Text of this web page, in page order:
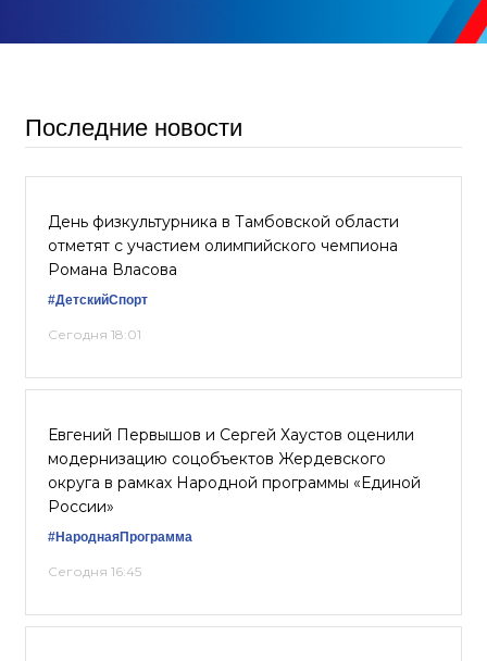
Последние новости
День физкультурника в Тамбовской области
отметят с участием олимпийского чемпиона
Романа Власова
#ДетскийСпорт
Сегодня 18:01
Евгений Первышов и Сергей Хаустов оценили
модернизацию соцобъектов Жердевского
округа в рамках Народной программы «Единой
России»
#НароднаяПрограмма
Сегодня 16:45